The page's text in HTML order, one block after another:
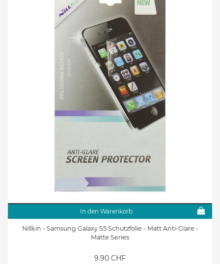
In den Warenkorb
Nillkin - Samsung Galaxy S5 Schutzfolie - Matt Anti-Glare -
Matte Series
9.90 CHF